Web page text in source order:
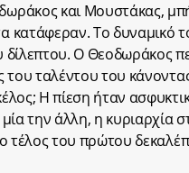
και Μουστάκας,
κατάφεραν. Το δυναμικό
Ο Θεοδωράκος
ταλέντου του
Η πίεση ήταν
την άλλη, η κυριαρχία
τέλος του πρώτου